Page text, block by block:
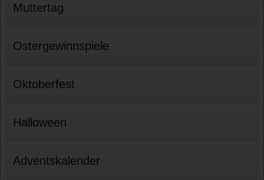
Muttertag
Ostergewinnspiele
Oktoberfest
Halloween
Adventskalender